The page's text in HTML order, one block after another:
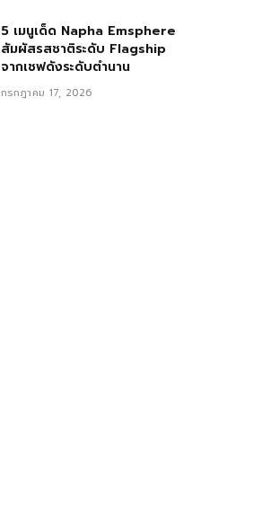
5 เมนูเด็ด Napha Emsphere
สัมผัสรสชาติระดับ Flagship
จากเชฟดังระดับตำนาน
กรกฎาคม 17, 2026